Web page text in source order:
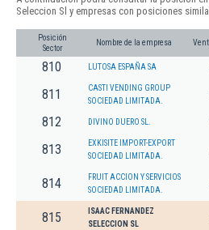
Seleccion Sl y empresas con posiciones
Posición
Sector
Nombre de la empresa
810 LUTOSA ESPAÑA SA
811
CASTI VENDING GROUP
SOCIEDAD LIMITADA.
812 DIVINO DUERO SL.
813
EXKISITE IMPORT-EXPORT
SOCIEDAD LIMITADA.
814
FRUIT ACCION Y SERVICIOS
SOCIEDAD LIMITADA.
815
ISAAC FERNANDEZ
SELECCION SL